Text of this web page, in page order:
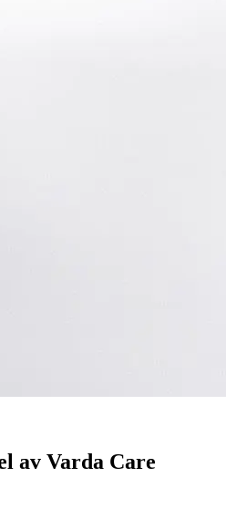
av Varda Care